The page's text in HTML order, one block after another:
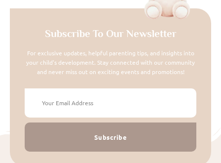
Subscribe To Our Newsletter
For exclusive updates, helpful parenting tips, and insights into
your child's development. Stay connected with our community
and never miss out on exciting events and promotions!
Subscribe